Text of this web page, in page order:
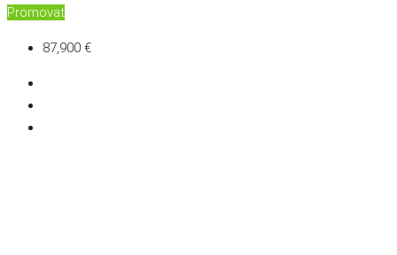
Promovat
87,900 €